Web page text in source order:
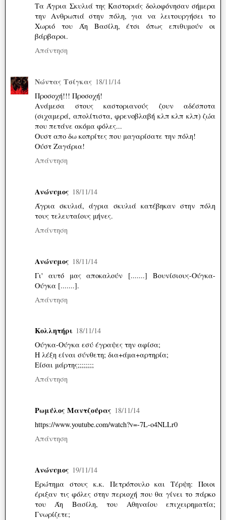
Τα Άγρια Σκυλιά της Καστοριάς δολοφόνησαν σήμερα
την Ανθρωπιά στην πόλη, για να λειτουργήσει το
Χωριό του Άη Βασίλη, έτσι όπως επιθυμούν οι
βάρβαροι.
Απάντηση
Νώντας Τσίγκας 18/11/14
Προσοχή!!! Προσοχή!
Ανάμεσα στους καστοριανούς ζουν αδέσποτα
(σιχαμερά, απολίτιστα, φρενοβλαβή κλπ κλπ κλπ) ζώα
που πετάνε ακόμα φόλες...
Ουστ απο δω κοπρίτες που μαγαρίσατε την πόλη!
Ούστ Ζαγάρια!
Απάντηση
Ανώνυμος 18/11/14
Άγρια σκυλιά, άγρια σκυλιά κατέβηκαν στην πόλη
τους τελευταίους μήνες.
Απάντηση
Ανώνυμος 18/11/14
Γι' αυτό μας αποκαλούν [.......] Βουνίσιους-Ούγκα-
Ούγκα [.......].
Απάντηση
Κολλητήρι 18/11/14
Ούγκα-Ούγκα εσύ έγραψες την αφίσα;
Η λέξη είναι σύνθετη; δια+άμα+αρτηρία;
Είσαι μάρτης;;;;;;;;
Απάντηση
Ρωμύλος Μαντζούρας 18/11/14
https://www.youtube.com/watch?v=-7L-o4NLLr0
Απάντηση
Ανώνυμος 19/11/14
Ερώτημα στους κ.κ. Πετρόπουλο και Τέρψη: Ποιοι
έριξαν τις φόλες στην περιοχή που θα γίνει το πάρκο
του Άη Βασίλη, του Αθηναίου επιχειρηματία;
Γνωρίζετε;